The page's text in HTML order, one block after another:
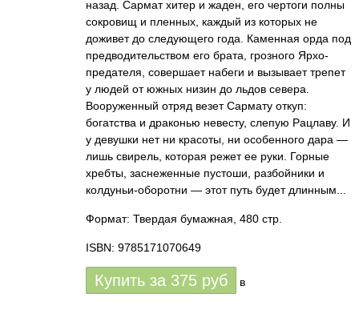
назад. Сармат хитер и жаден, его чертоги полны
сокровищ и пленных, каждый из которых не
доживет до следующего года. Каменная орда под
предводительством его брата, грозного Ярхо-
предателя, совершает набеги и вызывает трепет
у людей от южных низин до льдов севера.
Вооруженный отряд везет Сармату откуп:
богатства и драконью невесту, слепую Рацлаву. И
у девушки нет ни красоты, ни особенного дара —
лишь свирель, которая режет ее руки. Горные
хребты, заснеженные пустоши, разбойники и
колдуньи-оборотни — этот путь будет длинным...
Формат: Твердая бумажная, 480 стр.
ISBN: 9785171070649
Купить за 375 руб в